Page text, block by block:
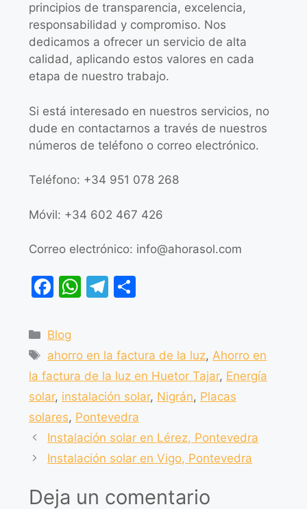
principios de transparencia, excelencia,
responsabilidad y compromiso. Nos
dedicamos a ofrecer un servicio de alta
calidad, aplicando estos valores en cada
etapa de nuestro trabajo.
Si está interesado en nuestros servicios, no
dude en contactarnos a través de nuestros
números de teléfono o correo electrónico.
Teléfono: +34 951 078 268
Móvil: +34 602 467 426
Correo electrónico: info@ahorasol.com
F
c
e
b
o
o
k
W
s
A
p
p
T
gr
a
m
p
ar
tir
Blog
ahorro en la factura de la luz, Ahorro en
la factura de la luz en Huetor Tajar, Energía
solar, instalación solar, Nigrán, Placas
solares, Pontevedra
Instalación solar en Lérez, Pontevedra
Instalación solar en Vigo, Pontevedra
Deja un comentario